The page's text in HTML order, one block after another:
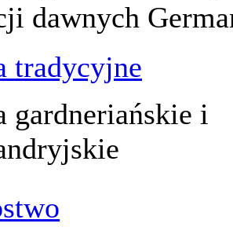
dawnych
tradycyjne
gardneriańskie i